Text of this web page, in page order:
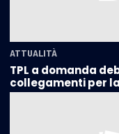
ATTUALITÀ
TPL a domanda
collegamenti per